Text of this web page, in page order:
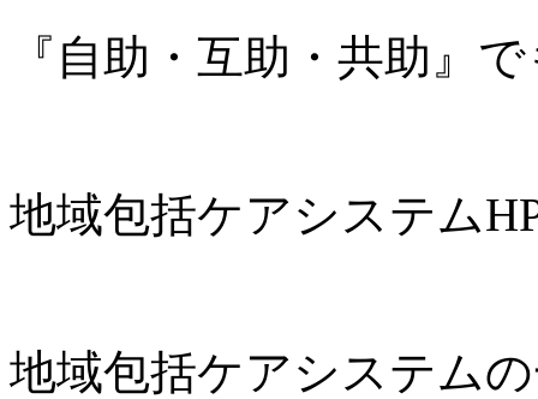
『自助・互助・共助』
地域包括ケアシステム
地域包括ケアシステム